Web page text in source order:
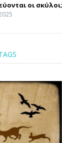
οι σκύλοι;